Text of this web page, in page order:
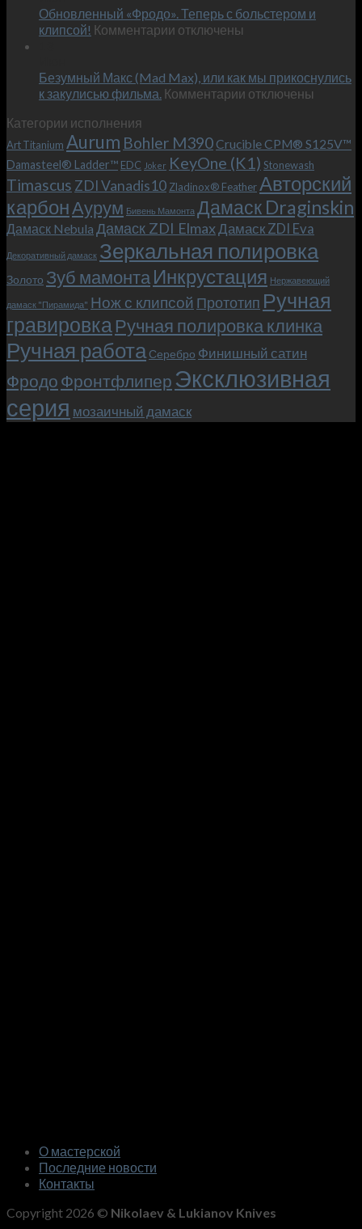
–
и
KeyOne
Обновленный «Фродо». Теперь с больстером и
клипсой! Комментарии к
«Фродо».
Теперь
и
клипсой!
отключены
Безумный Макс (Mad Max), или как мы прикоснулись
к закулисью фильма. Комментарии к
Макс
(Mad
Max),
или
как
мы
прикоснулись
к
фильма.
отключены
Категории исполнения
Art Titanium Aurum Bohler M390Crucible CPM® S125V™
Damasteel® Ladder™ EDC Joker KeyOne (K1) Stonewash
Timascus ZDI Vanadis10 Zladinox® FeatherАвторский
карбонАурум Бивень Мамонта Дамаск Draginskin
Дамаск Nebula Дамаск ZDI Elmax Дамаск ZDI Eva
Декоративный дамаск Зеркальная полировка
Золото Зуб мамонтаИнкрустация Нержавеющий
дамаск "Пирамида" Нож с клипсой Прототип Ручная
гравировкаРучная полировка клинка
Ручная работа Серебро Финишный сатин
Фродо Фронтфлипер Эксклюзивная
серия мозаичный дамаск
О мастерской
Последние новости
Контакты
Copyright 2026 © Nikolaev & Lukianov Knives